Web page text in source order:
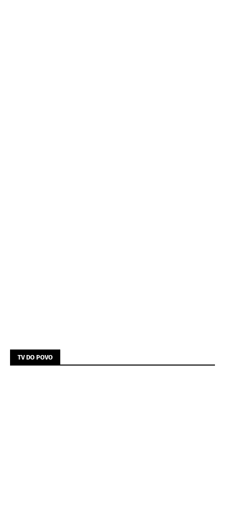
TV DO POVO